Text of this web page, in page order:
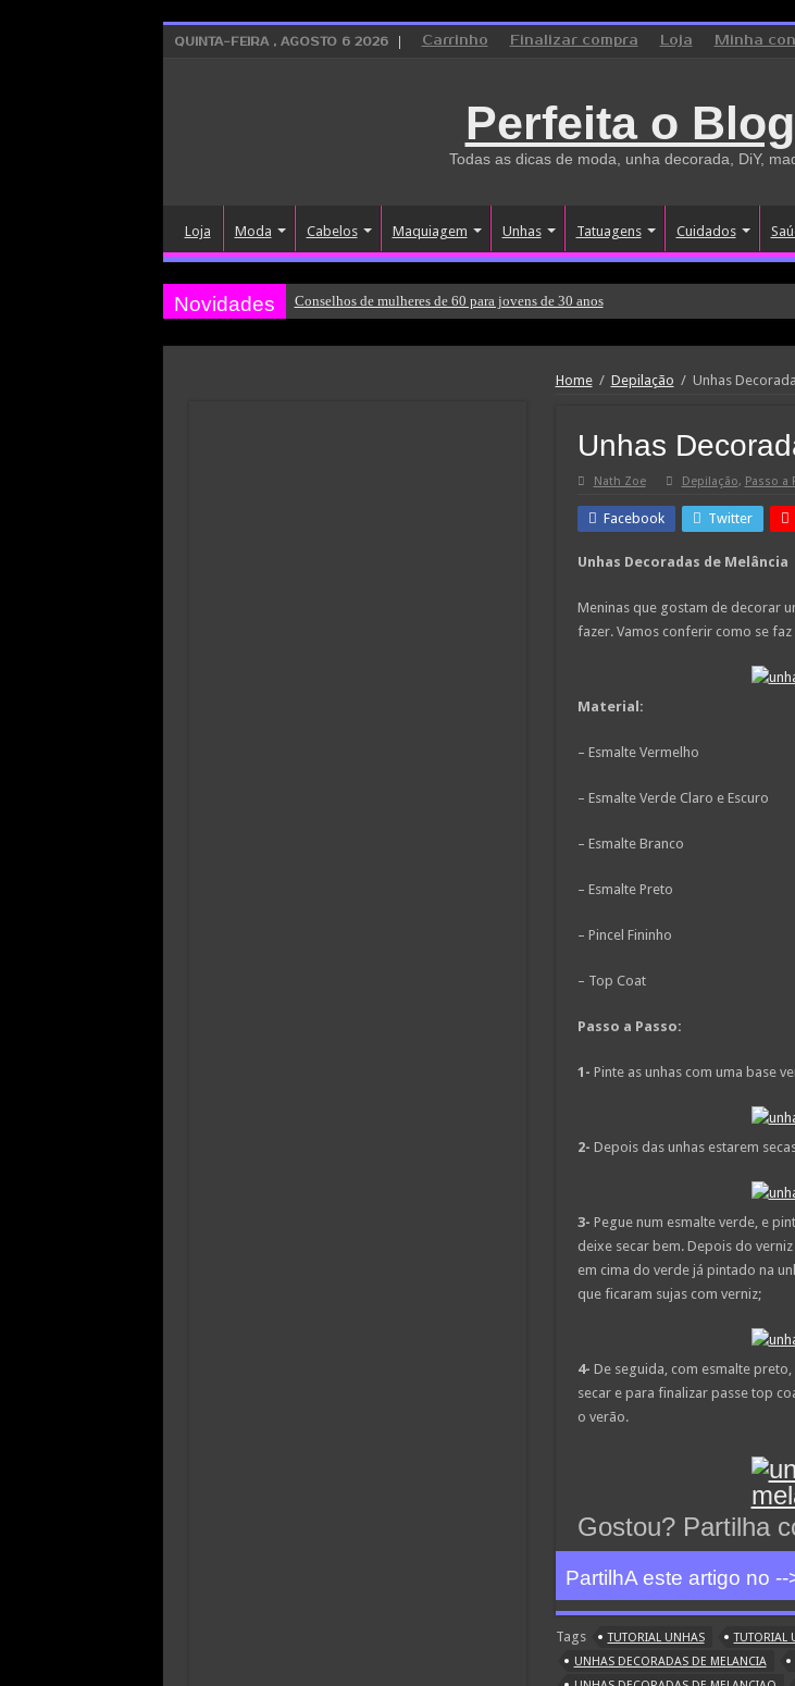
QUINTA-FEIRA , AGOSTO 6 2026 Carrinho Finalizar compra Loja Minha
Perfeita o
Todas as dicas de moda, unha decorada, DiY,
Loja Moda Cabelos Maquiagem Unhas Tatuagens Cuidados
Novidades Conselhos de mulheres de 60 para jovens de 30 anos
Home / Depilação / Unhas
Unhas
Nath Zoe Depilação, Passo a
Facebook Twitter
Unhas Decoradas de Melância
Meninas que gostam de decorar
fazer. Vamos conferir como se faz
Material:
– Esmalte Vermelho
– Esmalte Verde Claro e Escuro
– Esmalte Branco
– Esmalte Preto
– Pincel Fininho
– Top Coat
Passo a Passo:
1- Pinte as unhas com uma base
2- Depois das unhas estarem
3- Pegue num esmalte verde, e
deixe secar bem. Depois do
em cima do verde já pintado na
que ficaram sujas com verniz;
4- De seguida, com esmalte
secar e para finalizar passe top
o verão.
Gostou? Partilha
PartilhA este artigo no --
Tags TUTORIAL UNHAS TUTORIAL
UNHAS DECORADAS DE MELANCIA